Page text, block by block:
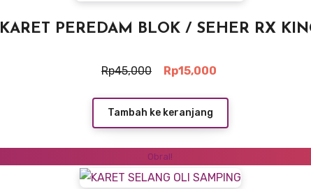
KARET PEREDAM BLOK / SEHER RX
Rp45,000
Harga
adalah:
Rp45,000.
Rp15,000
ini
Rp15,000.
Tambah ke keranjang
Obral!